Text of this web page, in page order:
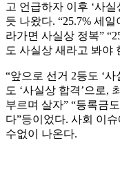
고 언급하자 이후 ‘사
듯 나왔다. “25.7% 세
라가면 사실상 정복”
도 사실상 새라고 봐야
“앞으로 선거 2등도 ‘
도 ‘사실상 합격’으로,
부르며 살자” “등록금
다”등이었다. 사회 이
수없이 나온다.